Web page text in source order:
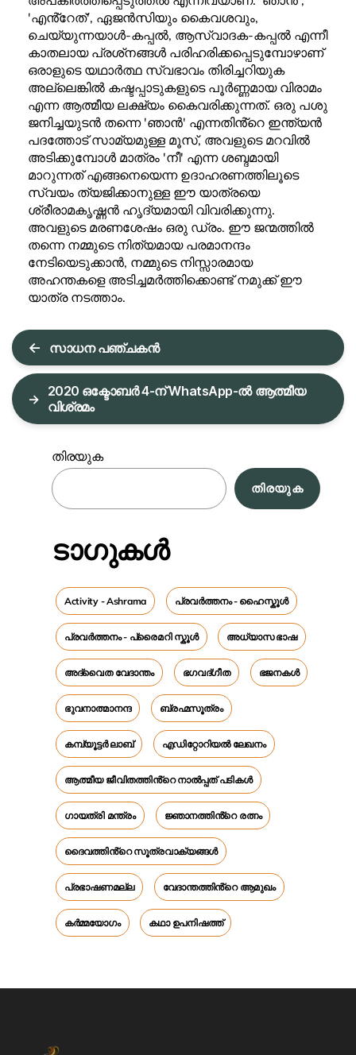
'എൻ്റേത്', ഏജൻസിയും കൈവശവും,
ചെയ്യുന്നയാൾ-കപ്പൽ, ആസ്വാദക-കപ്പൽ എന്നീ
കാതലായ പ്രശ്‌നങ്ങൾ പരിഹരിക്കപ്പെടുമ്പോഴാണ്
ഒരാളുടെ യഥാർത്ഥ സ്വഭാവം തിരിച്ചറിയുക
അല്ലെങ്കിൽ കഷ്ടപ്പാടുകളുടെ പൂർണ്ണമായ വിരാമം
എന്ന ആത്മീയ ലക്ഷ്യം കൈവരിക്കുന്നത്. ഒരു പശു
ജനിച്ചയുടൻ തന്നെ 'ഞാൻ' എന്നതിൻ്റെ ഇന്ത്യൻ
പദത്തോട് സാമ്യമുള്ള മൂസ്, അവളുടെ മറവിൽ
അടിക്കുമ്പോൾ മാത്രം 'നീ' എന്ന ശബ്ദമായി
മാറുന്നത് എങ്ങനെയെന്ന ഉദാഹരണത്തിലൂടെ
സ്വയം ത്യജിക്കാനുള്ള ഈ യാത്രയെ
ശ്രീരാമകൃഷ്ണൻ ഹൃദ്യമായി വിവരിക്കുന്നു.
അവളുടെ മരണശേഷം ഒരു ഡ്രം. ഈ ജന്മത്തിൽ
തന്നെ നമ്മുടെ നിത്യമായ പരമാനന്ദം
നേടിയെടുക്കാൻ, നമ്മുടെ നിസ്സാരമായ
അഹന്തകളെ അടിച്ചമർത്തിക്കൊണ്ട് നമുക്ക് ഈ
യാത്ര നടത്താം.
← സാധന പഞ്ചകൻ
→ 2020 ഒക്ടോബർ 4-ന് WhatsApp-ൽ ആത്മീയ
വിശ്രമം
തിരയുക
തിരയുക
ടാഗുകൾ
Activity - Ashrama പ്രവർത്തനം - ഹൈസ്കൂൾ
പ്രവർത്തനം - പ്രൈമറി സ്കൂൾ അധ്യാസ ഭാഷ
അദ്വൈത വേദാന്തം ഭഗവദ്ഗീത ഭജനകൾ
ഭുവനാത്മാനന്ദ ബ്രഹ്മസൂത്രം
കമ്പ്യൂട്ടർ ലാബ് എഡിറ്റോറിയൽ ലേഖനം
ആത്മീയ ജീവിതത്തിൻ്റെ നാൽപ്പത് പടികൾ
ഗായത്രി മന്ത്രം ജ്ഞാനത്തിൻ്റെ രത്നം
ദൈവത്തിൻ്റെ സൂത്രവാക്യങ്ങൾ
പ്രഭാഷണമല്ല വേദാന്തത്തിൻ്റെ ആമുഖം
കർമ്മയോഗം കഥാ ഉപനിഷത്ത്